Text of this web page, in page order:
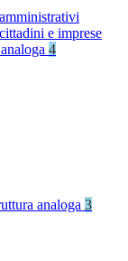
e imprese
4
analoga 3